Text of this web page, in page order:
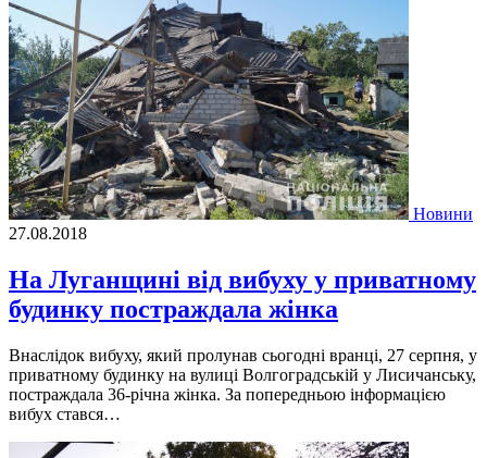
Новини
27.08.2018
На Луганщині від вибуху у приватному
будинку постраждала жінка
Внаслідок вибуху, який пролунав сьогодні вранці, 27 серпня, у
приватному будинку на вулиці Волгоградській у Лисичанську,
постраждала 36-річна жінка. За попередньою інформацією
вибух стався…